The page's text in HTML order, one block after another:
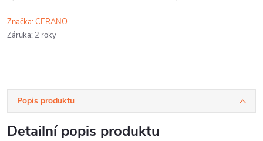
Značka:CERANO
Záruka: 2 roky
Popis produktu
Detailní popis produktu